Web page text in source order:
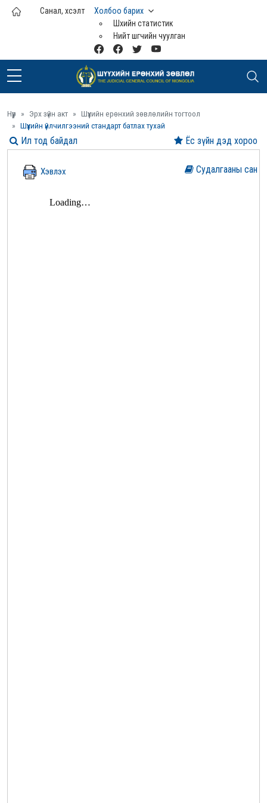
Үндсэн агуулга руу шилжих
Санал, хүсэлт
Холбоо барих
Шүүхийн статистик
Нийт шүүгчийн чуулган
Нүүр Эрх зүйн акт
Шүүхийн ерөнхий зөвлөлийн тогтоол
Шүүхийн үйлчилгээний стандарт батлах тухай
Хэвлэх Судалгааны сан
Ёс зүйн дэд хороо
Ил тод байдал